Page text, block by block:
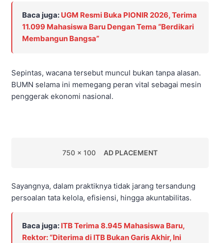
Baca juga: UGM Resmi Buka PIONIR 2026, Terima
11.099 Mahasiswa Baru Dengan Tema “Berdikari
Membangun Bangsa”
Sepintas, wacana tersebut muncul bukan tanpa alasan.
BUMN selama ini memegang peran vital sebagai mesin
penggerak ekonomi nasional.
750 x 100 AD PLACEMENT
Sayangnya, dalam praktiknya tidak jarang tersandung
persoalan tata kelola, efisiensi, hingga akuntabilitas.
Baca juga: ITB Terima 8.945 Mahasiswa Baru,
Rektor: “Diterima di ITB Bukan Garis Akhir, Ini